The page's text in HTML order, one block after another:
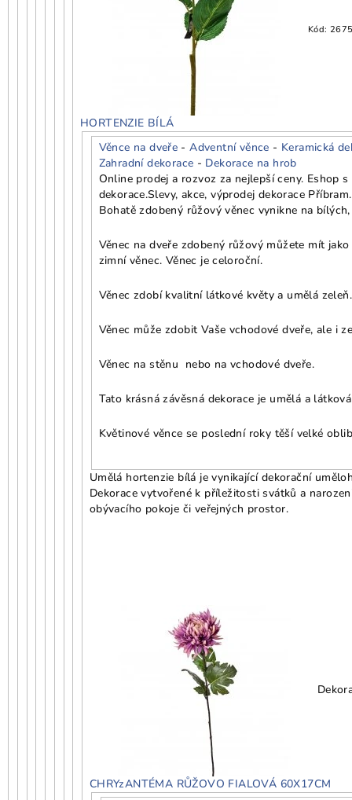
Kód:
HORTENZIE BÍLÁ
Věnce na dveře -Adventní věnce - Keramická
Zahradní dekorace - Dekorace na hrob
Online prodej a rozvoz za nejlepší ceny. Eshop
dekorace.Slevy, akce, výprodej dekorace Příbram.
Bohatě zdobený růžový věnec vynikne na
Věnec na dveře zdobený růžový můžete mít
zimní věnec. Věnec je celoroční.
Věnec zdobí kvalitní látkové květy a umělá
Věnec může zdobit Vaše vchodové dveře, ale i
Věnec na stěnu nebo na vchodové dveře.
Tato krásná závěsná dekorace je umělá a
Květinové věnce se poslední roky těší velké
Umělá hortenzie bílá je vynikající dekorační
Dekorace vytvořené k příležitosti svátků a
obývacího pokoje či veřejných prostor.
CHRYzANTÉMA RŮŽOVO FIALOVÁ 60X17CM